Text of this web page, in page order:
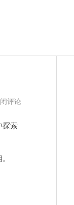
评论
探索